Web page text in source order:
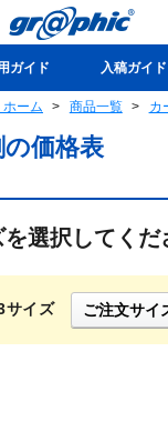
ガイド 入稿ガイド
ーム 商品一覧 カ
価格表
選択してくだ
サイズ ご注文サイ